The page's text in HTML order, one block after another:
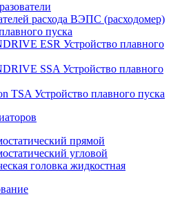
расхода ВЭПС (расходомер)
пуска
ESR Устройство плавного
SSA Устройство плавного
TSA Устройство плавного пуска
прямой
угловой
головка жидкостная